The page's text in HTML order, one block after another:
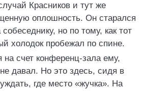
Красников и тут же
оплошность. Он старался
но по тому, как тот
холодок пробежал по спине.
на счет конференц-зала ему,
давал. Но это здесь, сидя в
где место «жучка». На